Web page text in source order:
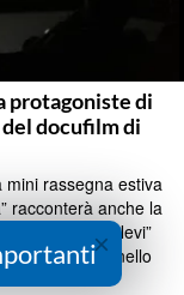
protagoniste di
docufilm di
rassegna estiva
racconterà anche la
delle Nevi”
del vulcano nello
×